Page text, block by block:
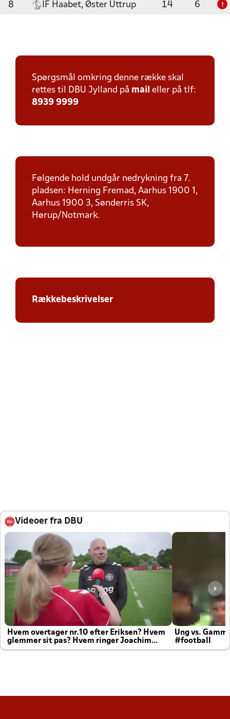
8 IF Haabet, Øster Uttrup 14 6 !
Spørgsmål omkring denne række skal
rettes til DBU Jylland på mail eller på tlf:
8939 9999
Følgende hold undgår nedrykning fra 7.
pladsen: Herning Fremad, Aarhus 1900 1,
Aarhus 1900 3, Sønderris SK,
Hørup/Notmark.
Rækkebeskrivelser
Videoer fra DBU
Hvem overtager nr.10 efter Eriksen? Hvem
glemmer sit pas? Hvem ringer Joachim
altid til efter kampe?
Ung vs.
#football